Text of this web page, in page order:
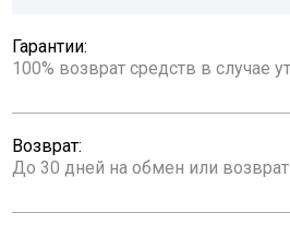
Гарантии:
100% возврат средств в случае
Возврат:
До 30 дней на обмен или